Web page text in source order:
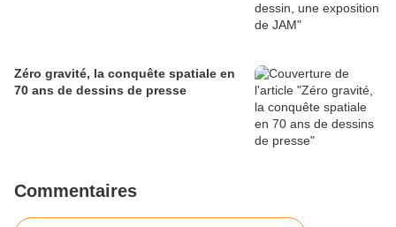
Zéro gravité, la conquête spatiale en
70 ans de dessins de presse
Commentaires